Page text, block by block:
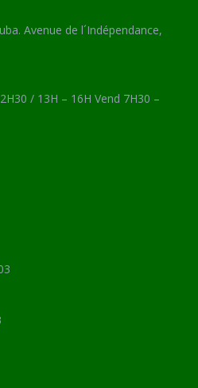
Avenue de l´Indépendance,
/ 13H – 16H Vend 7H30 –